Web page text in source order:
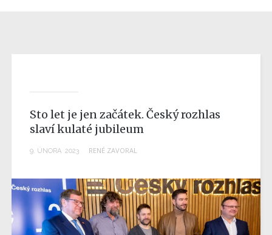
Sto let je jen začátek. Český rozhlas
slaví kulaté jubileum
9. ÚNORA 2023 RENÉ ZAVORAL